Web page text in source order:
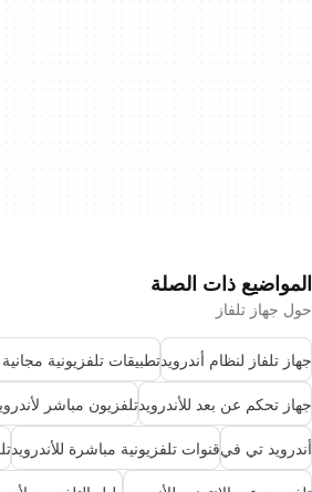
المواضيع ذات الصلة
حول جهاز تلفاز
جهاز تلفاز لنظام أندرويدتطبيقات تلفزيونية مجانية
جهاز تحكم عن بعد للأندرويدتلفزيون مباشر
أندرويد تي فيقنوات تلفزيونية مباشرة للأندرويد